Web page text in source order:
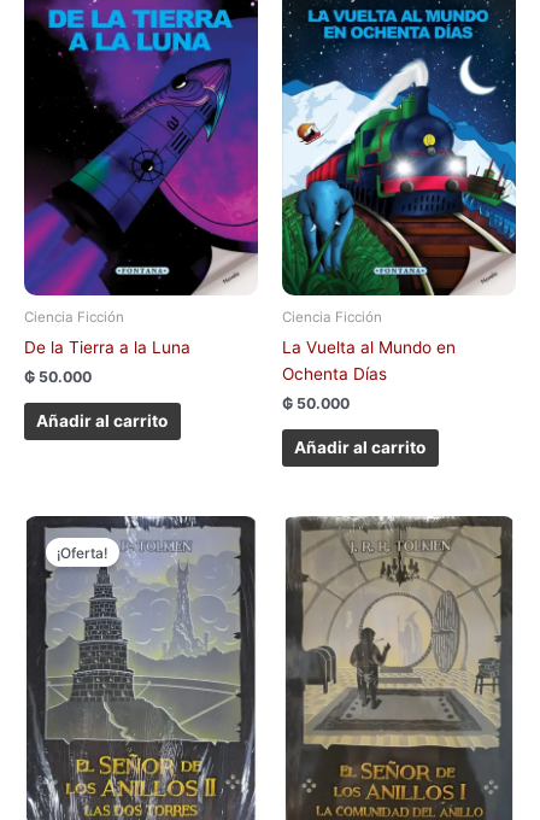
Ciencia Ficción
De la Tierra a la Luna
₲ 50.000
Añadir al carrito
Ciencia Ficción
La Vuelta al Mundo en
Ochenta Días
₲ 50.000
Añadir al carrito
¡Oferta!
El
precio
original
era:
₲ 190.000.
El
precio
actual
es:
₲ 90.000.